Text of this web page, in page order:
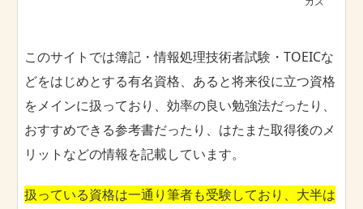
このサイトでは簿記・情報処理技術者試験・TOEICな
どをはじめとする有名資格、あると将来役に立つ資格
をメインに扱っており、効率の良い勉強法だったり、
おすすめできる参考書だったり、はたまた取得後のメ
リットなどの情報を記載しています。
扱っている資格は一通り筆者も受験しており、大半は